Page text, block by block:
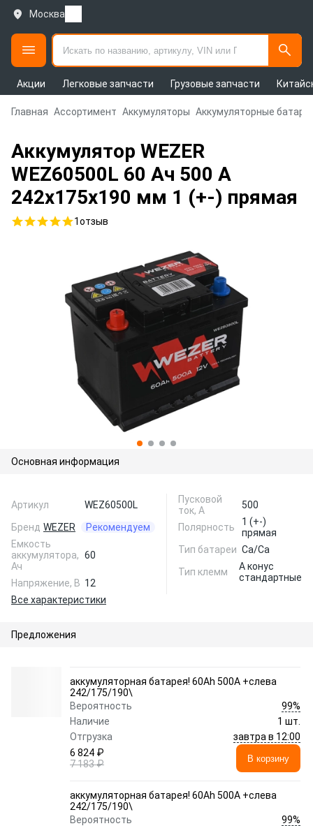
Москва
Акции Легковые запчасти Грузовые запчасти
Главная Ассортимент Аккумуляторы Аккумуляторные
Аккумулятор WEZER
WEZ60500L 60 Ач 500 А
242x175x190 мм 1 (+-) прямая
1отзыв
Основная информация
Артикул
WEZ60500L
Бренд WEZER
Рекомендуем
Емкость
аккумулятора,
Ач
60
Напряжение, В 12
Пусковой
ток, А
500
Полярность
1 (+-)
прямая
Тип батареи Ca/Ca
Тип клемм
A конус
стандартные
Все характеристики
Предложения
аккумуляторная батарея! 60Ah 500A +слева
242/175/190\
Вероятность
99%
Наличие
1 шт.
Отгрузка
завтра в 12:00
6 824 ₽
7 183 ₽
В корзину
аккумуляторная батарея! 60Ah 500A +слева
242/175/190\
Вероятность
99%